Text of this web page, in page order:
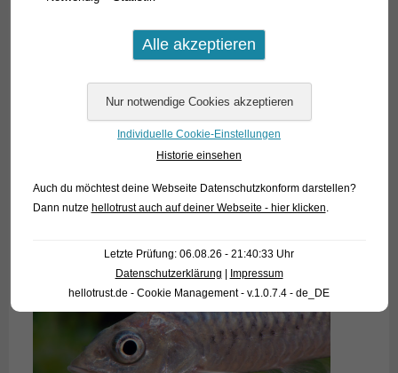
Individuelle Cookie-Einstellungen
Historie einsehen
Auch du möchtest deine Webseite Datenschutzkonform darstellen?
Dann nutze hellotrust auch auf deiner Webseite - hier klicken
Letzte Prüfung: 06.08.26 - 21:40:33 Uhr
Datenschutzerklärung | Impressum
hellotrust.de - Cookie Management - v.1.0.7.4 - de_DE